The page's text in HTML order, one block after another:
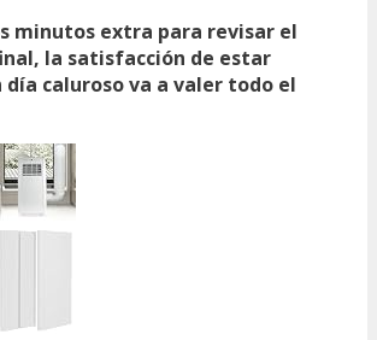
minutos extra para revisar el
la satisfacción de estar
día caluroso va a valer todo el